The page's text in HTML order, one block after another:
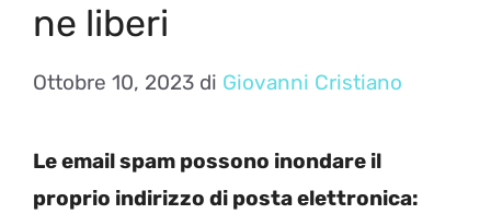
ne liberi
Ottobre 10, 2023 di Giovanni Cristiano
Le email spam possono inondare il
proprio indirizzo di posta elettronica: